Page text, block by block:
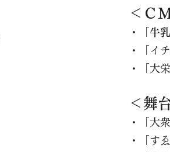
＜Ｃ
・「牛
・「イ
・「大
＜舞
・「大
・「す